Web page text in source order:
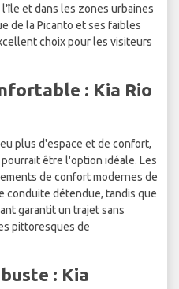
et dans les zones urbaines
de la Picanto et ses faibles
choix pour les visiteurs
: Kia Rio
plus d'espace et de confort,
pourrait être l'option idéale. Les
de confort modernes de
conduite détendue, tandis que
garantit un trajet sans
pittoresques de
: Kia